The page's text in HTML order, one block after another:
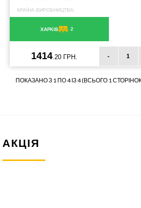
КРАЇНА ВИРОБНИЦТВА:
ХАРКІВ 2
1414 .20 ГРН. -
ПОКАЗАНО З 1 ПО 4 ІЗ 4 (ВСЬОГО 1
АКЦІЯ